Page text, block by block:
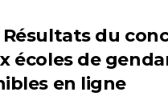
du
écoles de
en ligne